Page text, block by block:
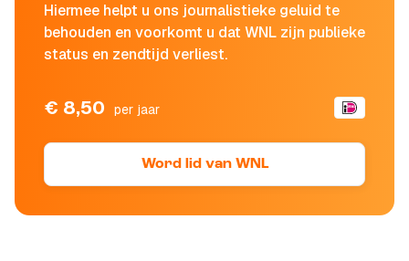
Hiermee helpt u ons journalistieke geluid te
behouden en voorkomt u dat WNL zijn publieke
status en zendtijd verliest.
€ 8,50 per jaar
Word lid van WNL